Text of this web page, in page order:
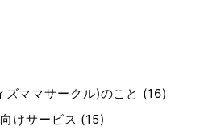
ママサークル)のこと (16)
けサービス (15)